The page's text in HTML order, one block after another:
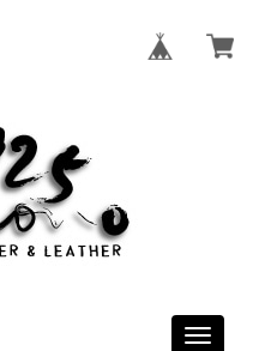
Toggle